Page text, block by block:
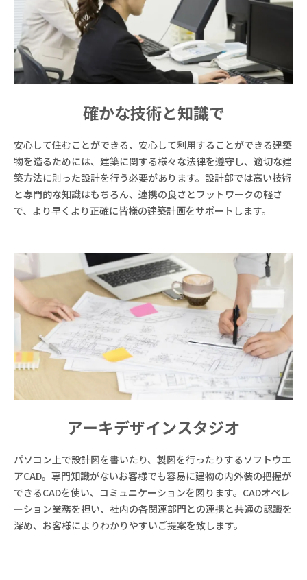
確かな技術と知識で
安心して住むことができる、安心して利用することができる建築
物を造るためには、建築に関する様々な法律を遵守し、適切な建
築方法に則った設計を行う必要があります。設計部では高い技術
と専門的な知識はもちろん、連携の良さとフットワークの軽さ
で、より早くより正確に皆様の建築計画をサポートします。
アーキデザインスタジオ
パソコン上で設計図を書いたり、製図を行ったりするソフトウエ
アCAD。専門知識がないお客様でも容易に建物の内外装の把握が
できるCADを使い、コミュニケーションを図ります。CADオペレ
ーション業務を担い、社内の各関連部門との連携と共通の認識を
深め、お客様によりわかりやすいご提案を致します。